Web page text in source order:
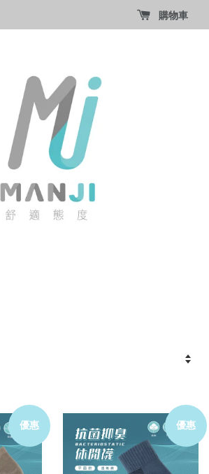
購物車
優惠 優惠